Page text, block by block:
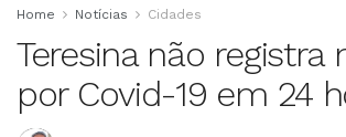
Home Notícias Cidades
Teresina não registra
por Covid-19 em 24